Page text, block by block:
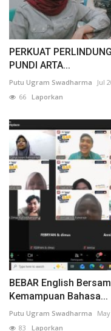
PERKUAT
PUNDI ARTA...
Putu Ugram Swadharma Jul
66 Laporkan
BEBAR English
Kemampuan Bahasa...
Putu Ugram Swadharma
83 Laporkan